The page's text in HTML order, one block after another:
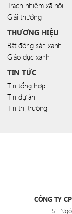
Trách nhiệm xã hội
Giải thưởng
THƯƠNG HIỆU
Bất động sản xanh
Giáo dục xanh
TIN TỨC
Tin tổng hợp
Tin dự án
Tin thị trường
CÔNG TY
51